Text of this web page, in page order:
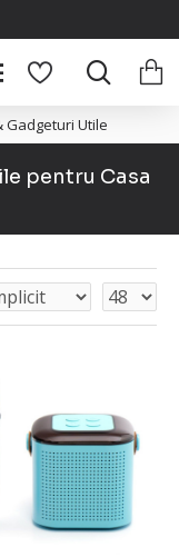
Gadgeturi Utile
pentru Casa